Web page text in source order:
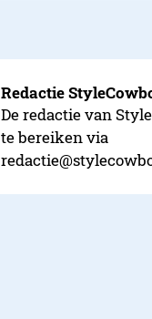
Redactie
De redactie van
te bereiken via